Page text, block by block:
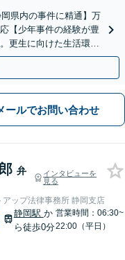
県内の事件に精通】万
【少年事件の経験が豊
更生に向けた生活環境
無料】
ールでお問い合わせ
弁
インタビューを
見る
アップ法律事務所 静岡支店
静岡駅 か
ら徒歩0分
営業時間：06:30~
22:00（平日）